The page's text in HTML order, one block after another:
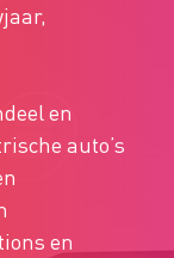
en
auto’s
en